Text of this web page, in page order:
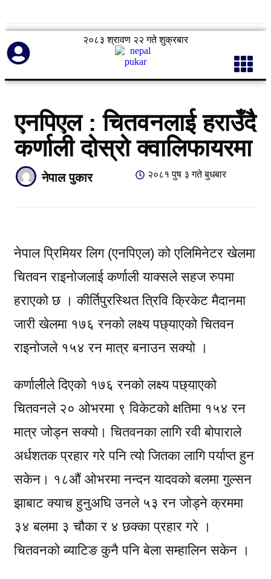
२०८३ श्रावण २२ गते शुक्रबार
एनपिएल : चितवनलाई हराउँदै
कर्णाली दोस्रो क्वालिफायरमा
नेपाल पुकार २०८१ पुष ३ गते बुधबार
नेपाल प्रिमियर लिग (एनपिएल) को एलिमिनेटर खेलमा
चितवन राइनोजलाई कर्णाली याक्सले सहज रुपमा
हराएको छ । कीर्तिपुरस्थित त्रिवि क्रिकेट मैदानमा
जारी खेलमा १७६ रनको लक्ष्य पछ्याएको चितवन
राइनोजले १५४ रन मात्र बनाउन सक्यो ।
कर्णालीले दिएको १७६ रनको लक्ष्य पछ्याएको
चितवनले २० ओभरमा ९ विकेटको क्षतिमा १५४ रन
मात्र जोड्न सक्यो। चितवनका लागि रवी बोपाराले
अर्धशतक प्रहार गरे पनि त्यो जितका लागि पर्याप्त हुन
सकेन। १८औं ओभरमा नन्दन यादवको बलमा गुल्सन
झाबाट क्याच हुनुअघि उनले ५३ रन जोड्ने क्रममा
३४ बलमा ३ चौका र ४ छक्का प्रहार गरे ।
चितवनको ब्याटिङ कुनै पनि बेला सम्हालिन सकेन ।